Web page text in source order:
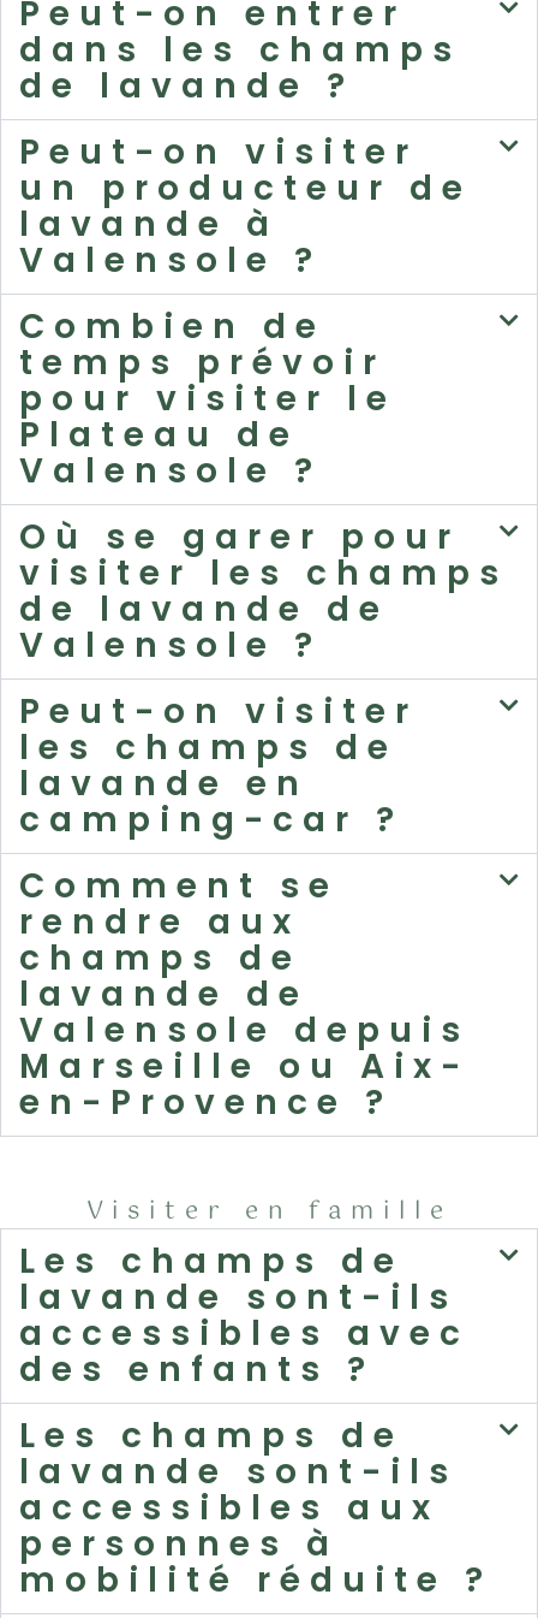
Peut-on entrer
dans les champs
de lavande ?
Peut-on visiter
un producteur de
lavande à
Valensole ?
Combien de
temps prévoir
pour visiter le
Plateau de
Valensole ?
Où se garer pour
visiter les champs
de lavande de
Valensole ?
Peut-on visiter
les champs de
lavande en
camping-car ?
Comment se
rendre aux
champs de
lavande de
Valensole depuis
Marseille ou Aix-
en-Provence ?
Visiter en famille
Les champs de
lavande sont-ils
accessibles avec
des enfants ?
Les champs de
lavande sont-ils
accessibles aux
personnes à
mobilité réduite ?